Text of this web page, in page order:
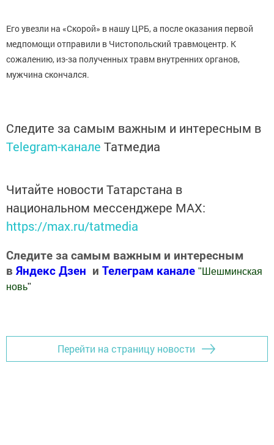
Его увезли на «Скорой» в нашу ЦРБ, а после оказания первой
медпомощи отправили в Чистопольский травмоцентр. К
сожалению, из-за полученных травм внутренних органов,
мужчина скончался.
Следите за самым важным и интересным в
Telegram-канале Татмедиа
Читайте новости Татарстана в
национальном мессенджере MАХ:
https://max.ru/tatmedia
Следите за самым важным и интересным
в Яндекс Дзен и Телеграм канале " Шешминская
новь"
Перейти на страницу новости